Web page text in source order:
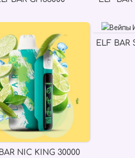
NIC KING 30000
ELF BAR